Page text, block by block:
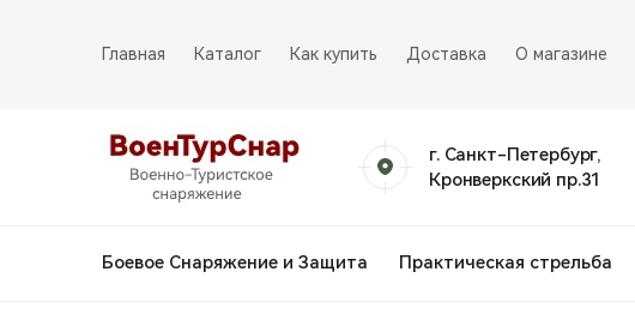
Главная Каталог Как купить Доставка О магазине
г. Санкт-Петербург,
Кронверкский пр.31
Боевое Снаряжение и Защита Практическая стрельба